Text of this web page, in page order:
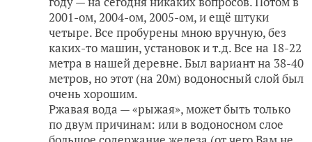
2001-ом, 2004-ом, 2005-ом, и ещё штуки
четыре. Все пробурены мною вручную, без
каких-то машин, установок и т.д. Все на 18-22
метра в нашей деревне. Был вариант на 38-40
метров, но этот (на 20м) водоносный слой был
очень хорошим.
Ржавая вода — «рыжая», может быть только
по двум причинам: или в водоносном слое